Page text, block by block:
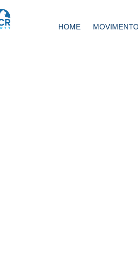
HOME MOVIMENTO